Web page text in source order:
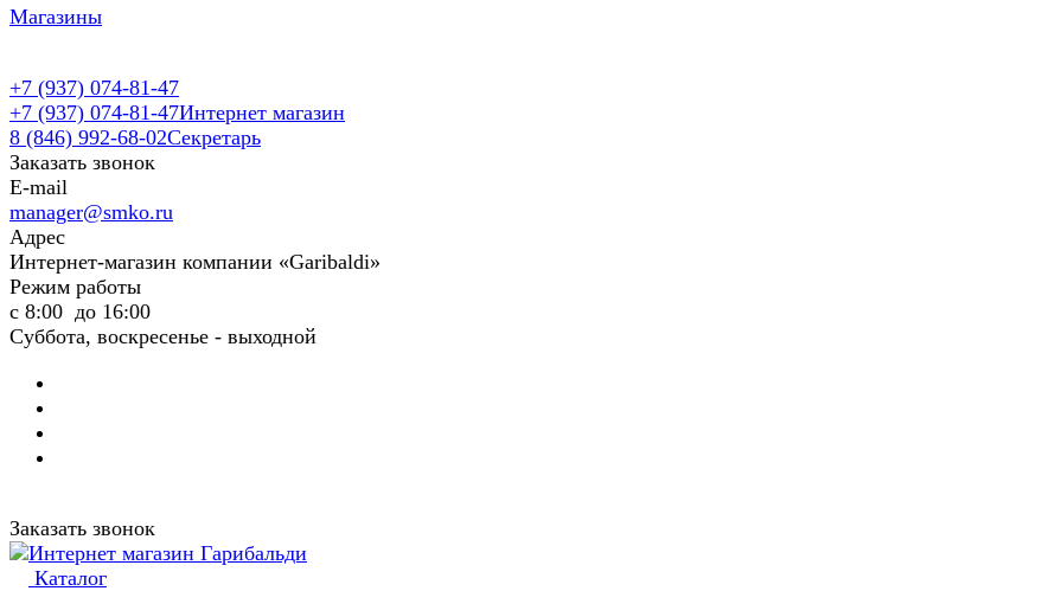
Магазины
+7 (937) 074-81-47
+7 (937) 074-81-47Интернет магазин
8 (846) 992-68-02Секретарь
Заказать звонок
E-mail
manager@smko.ru
Адрес
Интернет-магазин компании «Garibaldi»
Режим работы
с 8:00 до 16:00
Суббота, воскресенье - выходной
Заказать звонок
Каталог